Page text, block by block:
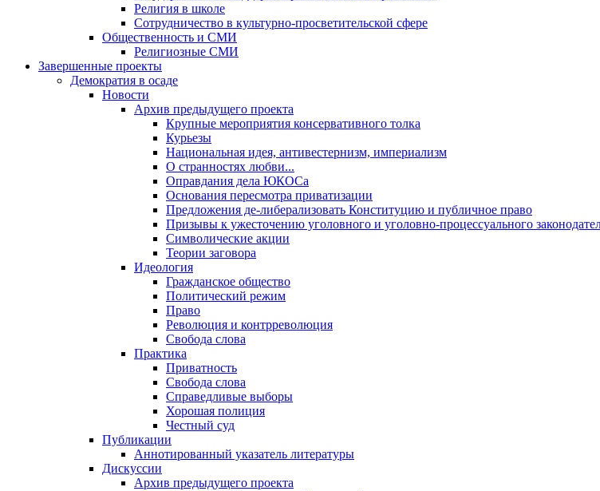
Религия в школе
Сотрудничество в культурно-просветительской сфере
Общественность и СМИ
Религиозные СМИ
Завершенные проекты
Демократия в осаде
Новости
Архив предыдущего проекта
Крупные мероприятия консервативного толка
Курьезы
Национальная идея, антивестернизм, империализм
О странностях любви...
Оправдания дела ЮКОСа
Основания пересмотра приватизации
Предложения де-либерализовать Конституцию и публичное право
Призывы к ужесточению уголовного и уголовно-процессуального
Символические акции
Теории заговора
Идеология
Гражданское общество
Политический режим
Право
Революция и контрреволюция
Свобода слова
Практика
Приватность
Свобода слова
Справедливые выборы
Хорошая полиция
Честный суд
Публикации
Аннотированный указатель литературы
Дискуссии
Архив предыдущего проекта